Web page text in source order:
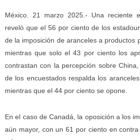
México. 21 marzo 2025.- Una reciente
reveló que el 56 por ciento de los
de la imposición de aranceles a productos
mientras que solo el 43 por ciento los
contrastan con la percepción sobre
de los encuestados respalda los
mientras que el 44 por ciento se opone.
En el caso de Canadá, la oposición a los
aún mayor, con un 61 por ciento en